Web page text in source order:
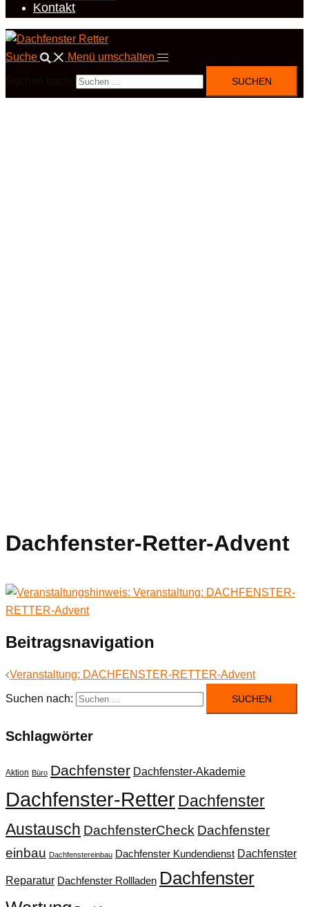
Kontakt
Suche Menü umschalten
Dachfenster-Retter-Advent
Beitragsnavigation
Veranstaltung: DACHFENSTER-RETTER-Advent
Suchen nach:
Schlagwörter
Aktion Büro Dachfenster Dachfenster-Akademie
Dachfenster-RetterDachfenster
Austausch DachfensterCheck Dachfenster
einbau Dachfenstereinbau Dachfenster Kundendienst Dachfenster
Reparatur Dachfenster Rollladen Dachfenster